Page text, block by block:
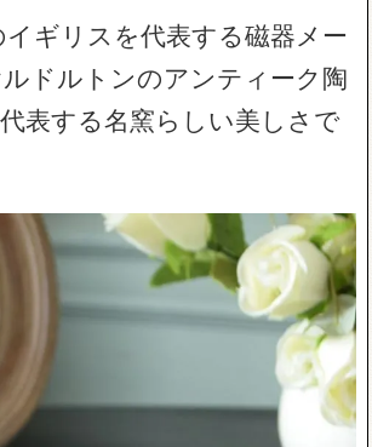
ギリスを代表する磁器メー
ドルトンのアンティーク陶
表する名窯らしい美しさで